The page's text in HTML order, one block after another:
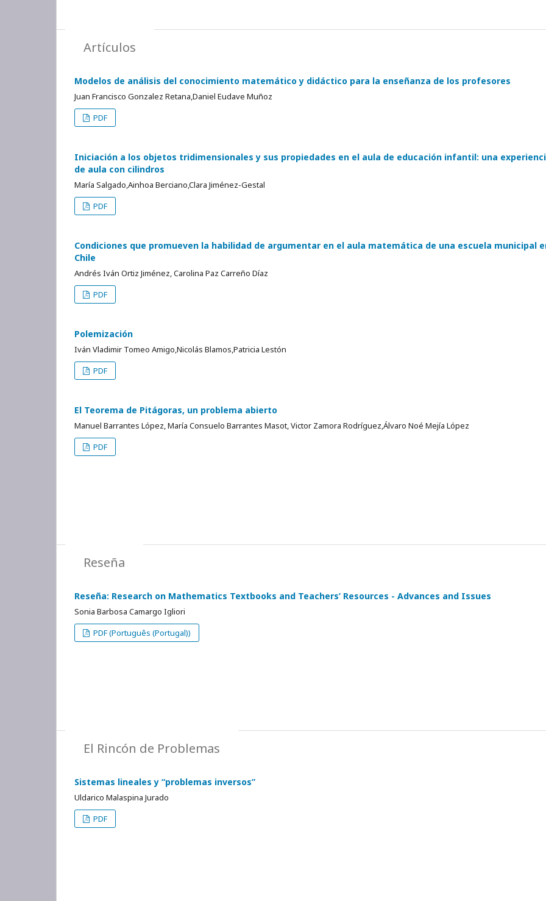
Artículos
Modelos de análisis del conocimiento matemático y didáctico para la enseñanza de los profesores
Juan Francisco Gonzalez Retana,Daniel Eudave Muñoz
PDF
Iniciación a los objetos tridimensionales y sus propiedades en el aula de educación infantil: una
de aula con cilindros
María Salgado,Ainhoa Berciano,Clara Jiménez-Gestal
PDF
Condiciones que promueven la habilidad de argumentar en el aula matemática de una escuela municipal
Chile
Andrés Iván Ortiz Jiménez, Carolina Paz Carreño Díaz
PDF
Polemización
Iván Vladimir Tomeo Amigo,Nicolás Blamos,Patricia Lestón
PDF
El Teorema de Pitágoras, un problema abierto
Manuel Barrantes López, María Consuelo Barrantes Masot, Victor Zamora Rodríguez,Álvaro Noé Mejía López
PDF
Reseña
Reseña: Research on Mathematics Textbooks and Teachers’ Resources - Advances and Issues
Sonia Barbosa Camargo Igliori
PDF (Português (Portugal))
El Rincón de Problemas
Sistemas lineales y “problemas inversos”
Uldarico Malaspina Jurado
PDF